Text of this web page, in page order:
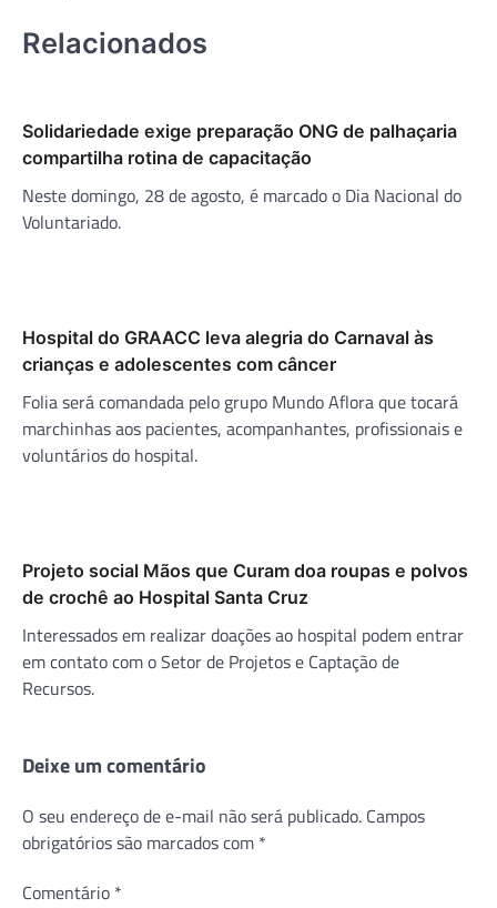
Relacionados
Solidariedade exige preparação ONG de palhaçaria
compartilha rotina de capacitação
Neste domingo, 28 de agosto, é marcado o Dia Nacional do
Voluntariado.
Hospital do GRAACC leva alegria do Carnaval às
crianças e adolescentes com câncer
Folia será comandada pelo grupo Mundo Aflora que tocará
marchinhas aos pacientes, acompanhantes, profissionais e
voluntários do hospital.
Projeto social Mãos que Curam doa roupas e polvos
de crochê ao Hospital Santa Cruz
Interessados em realizar doações ao hospital podem entrar
em contato com o Setor de Projetos e Captação de
Recursos.
Deixe um comentário
O seu endereço de e-mail não será publicado. Campos
obrigatórios são marcados com *
Comentário *